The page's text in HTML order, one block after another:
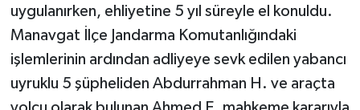
uygulanırken, ehliyetine 5 yıl süreyle el konuldu.
Manavgat İlçe Jandarma Komutanlığındaki
işlemlerinin ardından adliyeye sevk edilen yabancı
uyruklu 5 şüpheliden Abdurrahman H. ve araçta